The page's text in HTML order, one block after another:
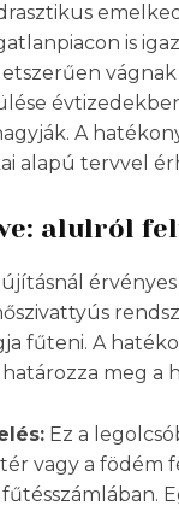
is
A
alapú tervvel
alulról
fűteni. A
meg a
Ez a
vagy a födém